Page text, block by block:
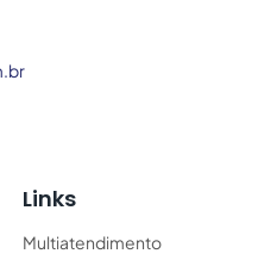
Links
Multiatendimento